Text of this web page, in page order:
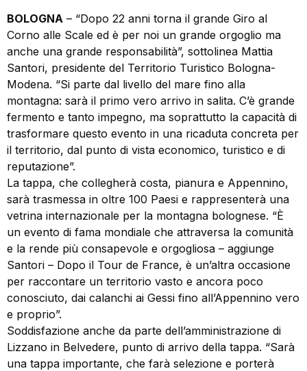
BOLOGNA – “Dopo 22 anni torna il grande Giro al
Corno alle Scale ed è per noi un grande orgoglio ma
anche una grande responsabilità”, sottolinea Mattia
Santori, presidente del Territorio Turistico Bologna-
Modena. “Si parte dal livello del mare fino alla
montagna: sarà il primo vero arrivo in salita. C’è grande
fermento e tanto impegno, ma soprattutto la capacità di
trasformare questo evento in una ricaduta concreta per
il territorio, dal punto di vista economico, turistico e di
reputazione”.
La tappa, che collegherà costa, pianura e Appennino,
sarà trasmessa in oltre 100 Paesi e rappresenterà una
vetrina internazionale per la montagna bolognese. “È
un evento di fama mondiale che attraversa la comunità
e la rende più consapevole e orgogliosa – aggiunge
Santori – Dopo il Tour de France, è un’altra occasione
per raccontare un territorio vasto e ancora poco
conosciuto, dai calanchi ai Gessi fino all’Appennino vero
e proprio”.
Soddisfazione anche da parte dell’amministrazione di
Lizzano in Belvedere, punto di arrivo della tappa. “Sarà
una tappa importante, che farà selezione e porterà